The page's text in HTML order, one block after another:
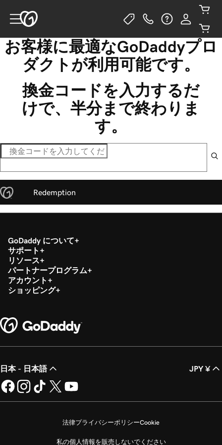
お客様に最適なGoDaddyプロ
ダクトが利用可能です。
換金コードを入力するだ
けで、半分まで終わりま
す。
Redemption
GoDaddy について
サポート
リソース
パートナープログラム
アカウント
ショッピング
日本 - 日本語 JPY ¥
法律プライバシーポリシーCookie
私の個人情報を販売しないでください